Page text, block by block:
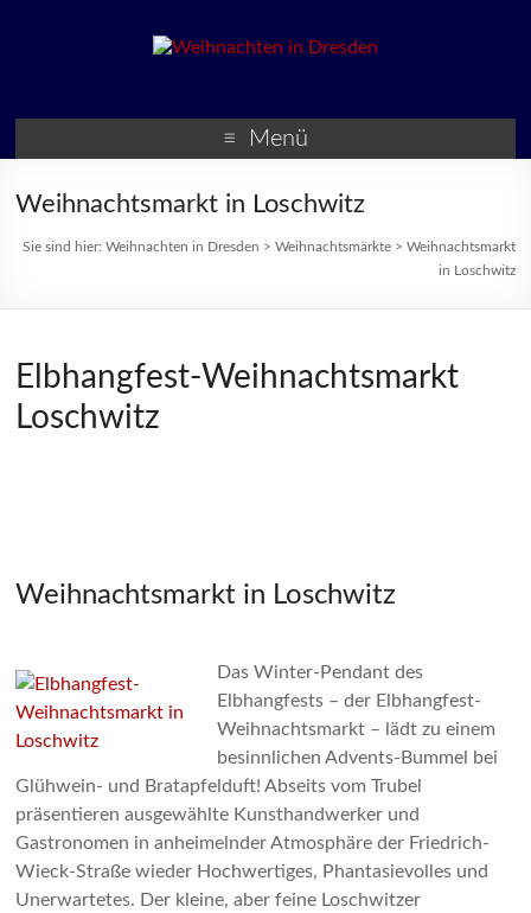
Veranstaltungen zur
Weihnachtszeit
Menü
Weihnachtsmarkt in Loschwitz
Sie sind hier: Weihnachten in Dresden > Weihnachtsmärkte> Weihnachtsmarkt
in Loschwitz
Elbhangfest-Weihnachtsmarkt
Loschwitz
Weihnachtsmarkt in Loschwitz
Das Winter-Pendant des
Elbhangfests – der Elbhangfest-
Weihnachtsmarkt – lädt zu einem
besinnlichen Advents-Bummel bei
Glühwein- und Bratapfelduft! Abseits vom Trubel
präsentieren ausgewählte Kunsthandwerker und
Gastronomen in anheimelnder Atmosphäre der Friedrich-
Wieck-Straße wieder Hochwertiges, Phantasievolles und
Unerwartetes. Der kleine, aber feine Loschwitzer